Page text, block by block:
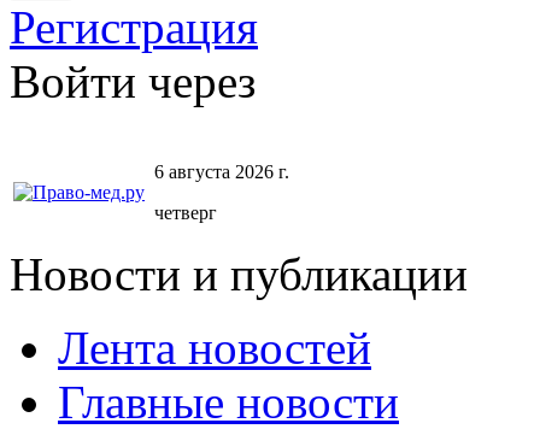
Регистрация
Войти через
6 августа 2026 г.
четверг
Новости и публикации
Лента новостей
Главные новости